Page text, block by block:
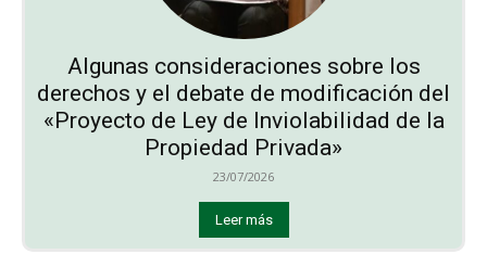
Algunas consideraciones sobre los
derechos y el debate de modificación del
«Proyecto de Ley de Inviolabilidad de la
Propiedad Privada»
23/07/2026
Leer más